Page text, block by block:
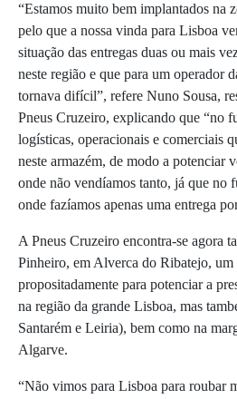
“Estamos muito bem implantados na
pelo que a nossa vinda para Lisboa
situação das entregas duas ou mais
neste região e que para um operador
tornava difícil”, refere Nuno Sousa,
Pneus Cruzeiro, explicando que “no
logísticas, operacionais e comerciais
neste armazém, de modo a potenciar
onde não vendíamos tanto, já que no
onde fazíamos apenas uma entrega
A Pneus Cruzeiro encontra-se agora
Pinheiro, em Alverca do Ribatejo,
propositadamente para potenciar a
na região da grande Lisboa, mas
Santarém e Leiria), bem como na
Algarve.
“Não vimos para Lisboa para roubar